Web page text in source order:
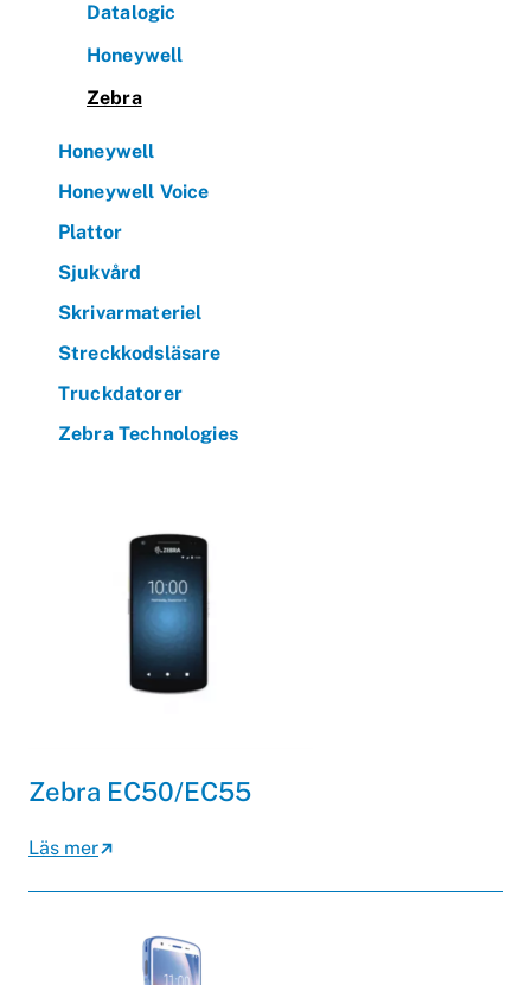
Datalogic
Honeywell
Zebra
Honeywell
Honeywell Voice
Plattor
Sjukvård
Skrivarmateriel
Streckkodsläsare
Truckdatorer
Zebra Technologies
Zebra EC50/EC55
Läs mer